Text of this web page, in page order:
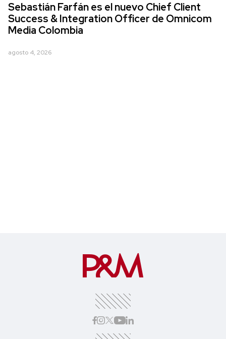
Sebastián Farfán es el nuevo Chief Client
Success & Integration Officer de Omnicom
Media Colombia
agosto 4, 2026